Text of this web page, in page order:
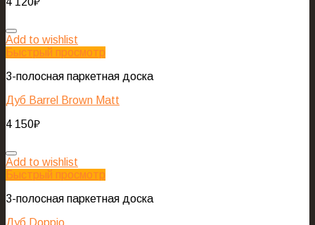
Add to wishlist
Быстрый просмотр
3-полосная паркетная доска
Дуб Barrel Brown Matt
4 150₽
Add to wishlist
Быстрый просмотр
3-полосная паркетная доска
Дуб Doppio